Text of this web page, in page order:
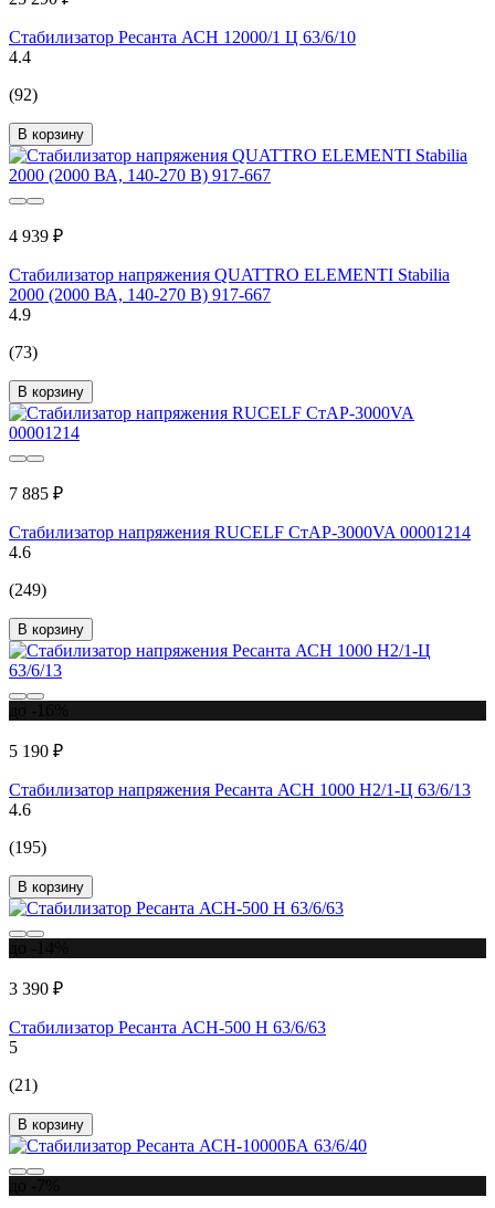
Стабилизатор Ресанта АСН 12000/1 Ц 63/6/10
4.4
(92)
В корзину
4 939 ₽
Стабилизатор напряжения QUATTRO ELEMENTI Stabilia
2000 (2000 ВА, 140-270 В) 917-667
4.9
(73)
В корзину
7 885 ₽
Стабилизатор напряжения RUCELF СтАР-3000VA 00001214
4.6
(249)
В корзину
5 190 ₽
Стабилизатор напряжения Ресанта АСН 1000 Н2/1-Ц 63/6/13
4.6
(195)
В корзину
3 390 ₽
Стабилизатор Ресанта АСН-500 Н 63/6/63
5
(21)
В корзину